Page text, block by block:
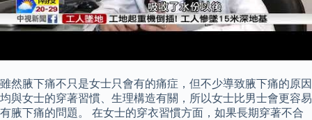
雖然腋下痛不只是女士只會有的痛症，但不少導致腋下痛的原因
均與女士的穿著習慣、生理構造有關，所以女士比男士會更容易
有腋下痛的問題。 在女士的穿衣習慣方面，如果長期穿著不合